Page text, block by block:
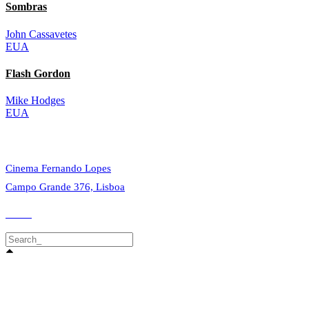
Sombras
John Cassavetes
EUA
Flash Gordon
Mike Hodges
EUA
Cinema Fernando Lopes
Campo Grande 376, Lisboa